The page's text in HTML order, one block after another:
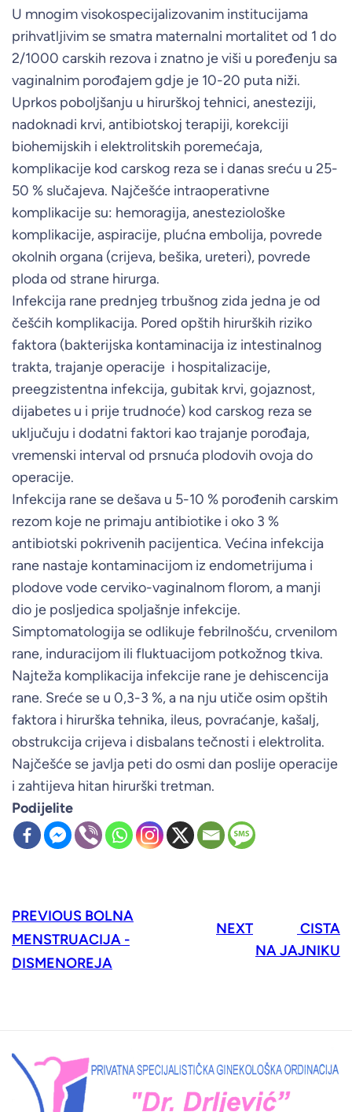
U mnogim visokospecijalizovanim institucijama
prihvatljivim se smatra maternalni mortalitet od 1 do
2/1000 carskih rezova i znatno je viši u poređenju sa
vaginalnim porođajem gdje je 10-20 puta niži.
Uprkos poboljšanju u hirurškoj tehnici, anesteziji,
nadoknadi krvi, antibiotskoj terapiji, korekciji
biohemijskih i elektrolitskih poremećaja,
komplikacije kod carskog reza se i danas sreću u 25-
50 % slučajeva. Najčešće intraoperativne
komplikacije su: hemoragija, anesteziološke
komplikacije, aspiracije, plućna embolija, povrede
okolnih organa (crijeva, bešika, ureteri), povrede
ploda od strane hirurga.
Infekcija rane prednjeg trbušnog zida jedna je od
češćih komplikacija. Pored opštih hirurških riziko
faktora (bakterijska kontaminacija iz intestinalnog
trakta, trajanje operacije i hospitalizacije,
preegzistentna infekcija, gubitak krvi, gojaznost,
dijabetes u i prije trudnoće) kod carskog reza se
uključuju i dodatni faktori kao trajanje porođaja,
vremenski interval od prsnuća plodovih ovoja do
operacije.
Infekcija rane se dešava u 5-10 % porođenih carskim
rezom koje ne primaju antibiotike i oko 3 %
antibiotski pokrivenih pacijentica. Većina infekcija
rane nastaje kontaminacijom iz endometrijuma i
plodove vode cerviko-vaginalnom florom, a manji
dio je posljedica spoljašnje infekcije.
Simptomatologija se odlikuje febrilnošću, crvenilom
rane, induracijom ili fluktuacijom potkožnog tkiva.
Najteža komplikacija infekcije rane je dehiscencija
rane. Sreće se u 0,3-3 %, a na nju utiče osim opštih
faktora i hirurška tehnika, ileus, povraćanje, kašalj,
obstrukcija crijeva i disbalans tečnosti i elektrolita.
Najčešće se javlja peti do osmi dan poslije operacije
i zahtijeva hitan hirurški tretman.
Podijelite
PREVIOUS BOLNA
MENSTRUACIJA -
DISMENOREJA
NEXT
CISTA
NA JAJNIKU